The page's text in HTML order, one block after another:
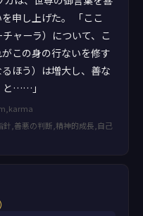
申し上げた。 「ここ
ャーラ）について、こ
がこの身の行ないを修す
ほう）は増大し、善な
と……」
,善悪の判断,精神的成長,自己